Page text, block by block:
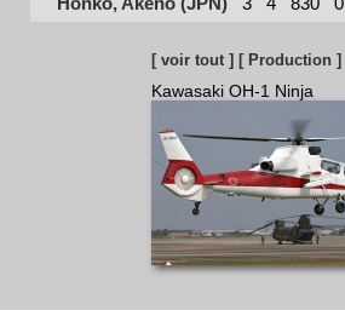
[ voir tout ] [ Production ]
Kawasaki OH-1 Ninja